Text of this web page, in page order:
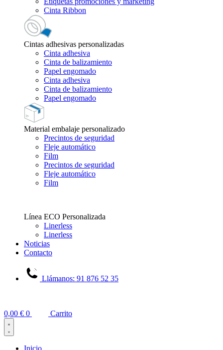
Cinta Ribbon
Cintas adhesivas personalizadas
Cinta adhesiva
Cinta de balizamiento
Papel engomado
Cinta adhesiva
Cinta de balizamiento
Papel engomado
Material embalaje personalizado
Precintos de seguridad
Fleje automático
Film
Precintos de seguridad
Fleje automático
Film
Línea ECO Personalizada
Linerless
Linerless
Noticias
Contacto
Llámanos: 91 876 52 35
0,00 € 0 Carrito